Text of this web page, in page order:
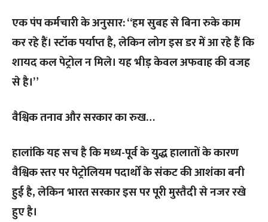
एक पंप कर्मचारी के अनुसार: “हम सुबह से बिना रुके काम
कर रहे हैं। स्टॉक पर्याप्त है, लेकिन लोग इस डर में आ रहे हैं कि
शायद कल पेट्रोल न मिले। यह भीड़ केवल अफवाह की वजह
से है।”
वैश्विक तनाव और सरकार का रुख…
हालांकि यह सच है कि मध्य-पूर्व के युद्ध हालातों के कारण
वैश्विक स्तर पर पेट्रोलियम पदार्थों के संकट की आशंका बनी
हुई है, लेकिन भारत सरकार इस पर पूरी मुस्तैदी से नजर रखे
हुए है।